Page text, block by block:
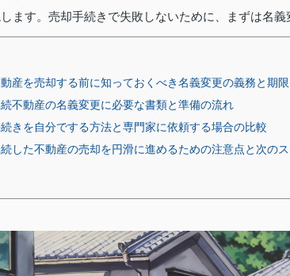
ます。売却手続きで失敗しないために、まずは名
動産を売却する前に知っておくべき名義変更の義務と期
続不動産の名義変更に必要な書類と準備の流れ
続きを自分でする方法と専門家に依頼する場合の比較
続した不動産の売却を円滑に進めるための注意点と次の